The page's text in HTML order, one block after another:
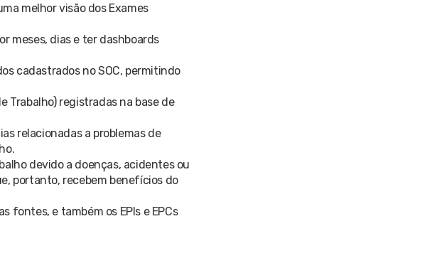
melhor visão dos Exames
meses, dias e ter dashboards
cadastrados no SOC, permitindo
Trabalho) registradas na base de
relacionadas a problemas de
devido a doenças, acidentes ou
portanto, recebem benefícios do
fontes, e também os EPIs e EPCs